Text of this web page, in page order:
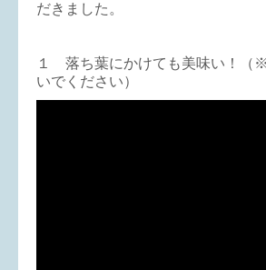
だきました。
１ 落ち葉にかけても美味い！（
いでください）